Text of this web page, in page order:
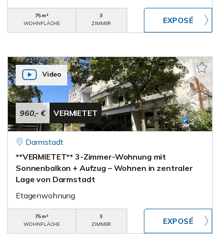
75 m²
WOHNFLÄCHE
3
ZIMMER
960,- € VERMIETET
Video
Darmstadt
**VERMIETET** 3-Zimmer-Wohnung mit
Sonnenbalkon + Aufzug – Wohnen in zentraler
Lage von Darmstadt
Etagenwohnung
75 m²
WOHNFLÄCHE
3
ZIMMER